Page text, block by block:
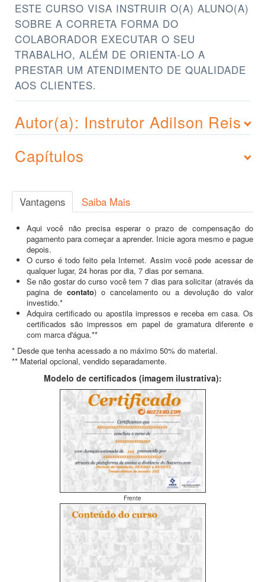
ESTE CURSO VISA INSTRUIR O(A) ALUNO(A)
SOBRE A CORRETA FORMA DO
COLABORADOR EXECUTAR O SEU
TRABALHO, ALÉM DE ORIENTA-LO A
PRESTAR UM ATENDIMENTO DE QUALIDADE
AOS CLIENTES.
Autor(a): Instrutor Adilson Reis
Capítulos
Vantagens Saiba Mais
Aqui você não precisa esperar o prazo de compensação do
pagamento para começar a aprender. Inicie agora mesmo e pague
depois.
O curso é todo feito pela Internet. Assim você pode acessar de
qualquer lugar, 24 horas por dia, 7 dias por semana.
Se não gostar do curso você tem 7 dias para solicitar (através da
pagina de contato) o cancelamento ou a devolução do valor
investido.*
Adquira certificado ou apostila impressos e receba em casa. Os
certificados são impressos em papel de gramatura diferente e
com marca d'água.**
* Desde que tenha acessado a no máximo 50% do material.
** Material opcional, vendido separadamente.
Modelo de certificados (imagem ilustrativa):
Frente